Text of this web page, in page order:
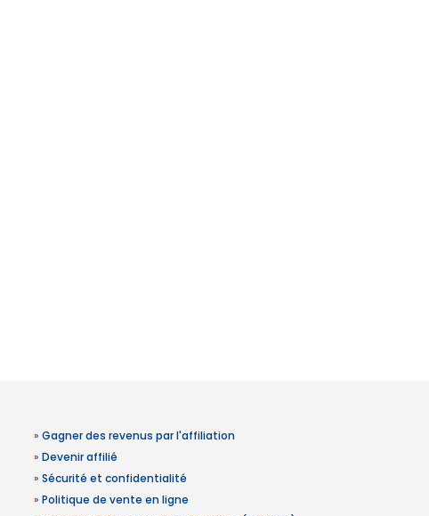
» Gagner des revenus par l'affiliation
» Devenir affilié
» Sécurité et confidentialité
» Politique de vente en ligne